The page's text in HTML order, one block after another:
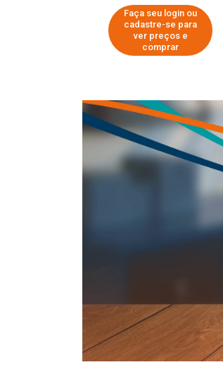
Faça seu login ou
cadastre-se para
ver preços e
comprar